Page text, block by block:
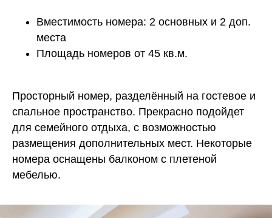
Вместимость номера: 2 основных и 2 доп.
места
Площадь номеров от 45 кв.м.
Просторный номер, разделённый на гостевое и
спальное пространство. Прекрасно подойдет
для семейного отдыха, с возможностью
размещения дополнительных мест. Некоторые
номера оснащены балконом с плетеной
мебелью.